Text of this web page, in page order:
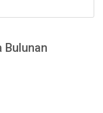
Bulunan